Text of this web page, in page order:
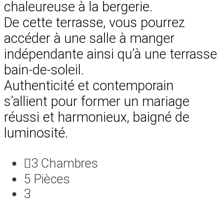
chaleureuse à la bergerie.
De cette terrasse, vous pourrez
accéder à une salle à manger
indépendante ainsi qu’à une terrasse
bain-de-soleil.
Authenticité et contemporain
s’allient pour former un mariage
réussi et harmonieux, baigné de
luminosité.
3 Chambres
5 Pièces
3